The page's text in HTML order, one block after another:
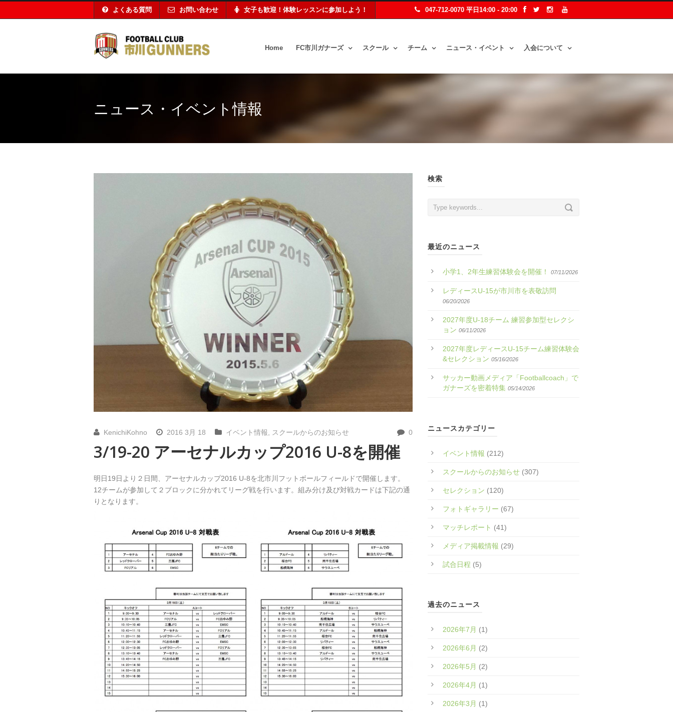
よくある質問 お問い合わせ 女子も歓迎！体験レッスンに参加しよう！ 047-712-0070 平日14:00 - 20:00
Home FC市川ガナーズ スクール チーム ニュース・イベント 入会について
ニュース・イベント情報
KenichiKohno 2016 3月 18 イベント情報, スクールからのお知らせ 0
3/19-20 アーセナルカップ2016 U-8を開催
明日19日より２日間、アーセナルカップ2016 U-8を北市川フットボールフィールドで開催します。
12チームが参加して２ブロックに分かれてリーグ戦を行います。組み分け及び対戦カードは下記の通
りとなります。
検索
最近のニュース
小学1、2年生練習体験会を開催！ 07/11/2026
レディースU-15が市川市を表敬訪問
06/20/2026
2027年度U-18チーム 練習参加型セレクシ
ョン 06/11/2026
2027年度レディースU-15チーム練習体験会
&セレクション 05/16/2026
サッカー動画メディア「Footballcoach」で
ガナーズを密着特集 05/14/2026
ニュースカテゴリー
イベント情報 (212)
スクールからのお知らせ(307)
セレクション (120)
フォトギャラリー (67)
マッチレポート (41)
メディア掲載情報 (29)
試合日程 (5)
過去のニュース
2026年7月 (1)
2026年6月 (2)
2026年5月 (2)
2026年4月 (1)
2026年3月 (1)